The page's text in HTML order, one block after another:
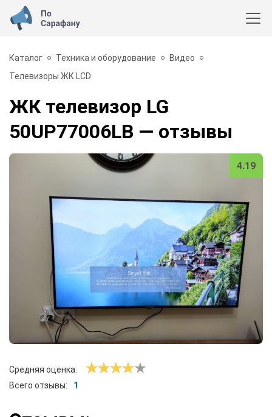
Каталог Техника и оборудование
Видео
Телевизоры ЖК LCD
ЖК телевизор LG
50UP77006LB — отзывы
4.19
Средняя оценка:
Всего отзывы:
1